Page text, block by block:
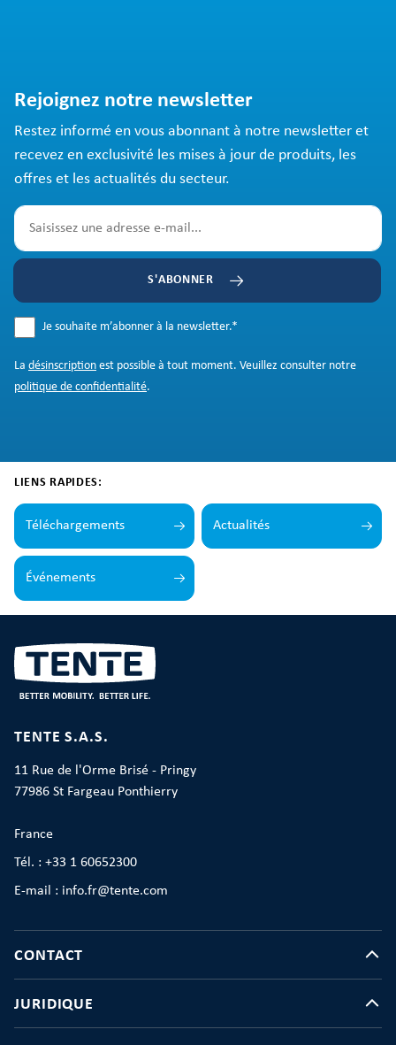
Rejoignez notre newsletter
Restez informé en vous abonnant à notre newsletter et
recevez en exclusivité les mises à jour de produits, les
offres et les actualités du secteur.
S'ABONNER
Je souhaite m’abonner à la newsletter.*
La désinscription est possible à tout moment. Veuillez consulter notre
politique de confidentialité.
LIENS RAPIDES:
Téléchargements Actualités
Événements
TENTE S.A.S.
11 Rue de l'Orme Brisé - Pringy
77986 St Fargeau Ponthierry
France
Tél. : +33 1 60652300
E-mail : info.fr@tente.com
CONTACT
JURIDIQUE